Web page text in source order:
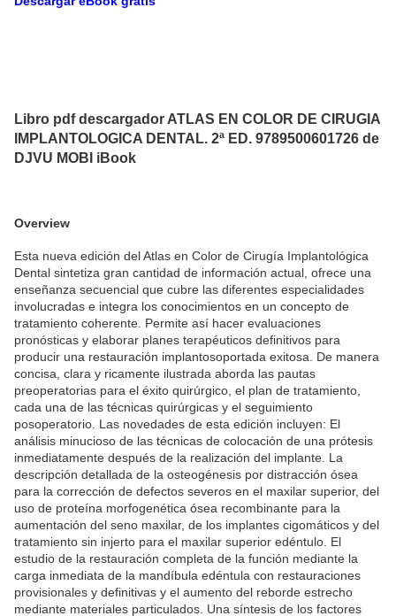
Libro pdf descargador ATLAS EN COLOR DE CIRUGIA
IMPLANTOLOGICA DENTAL. 2ª ED. 9789500601726 de
DJVU MOBI iBook
Overview
Esta nueva edición del Atlas en Color de Cirugía Implantológica
Dental sintetiza gran cantidad de información actual, ofrece una
enseñanza secuencial que cubre las diferentes especialidades
involucradas e integra los conocimientos en un concepto de
tratamiento coherente. Permite así hacer evaluaciones
pronósticas y elaborar planes terapéuticos definitivos para
producir una restauración implantosoportada exitosa. De manera
concisa, clara y ricamente ilustrada aborda las pautas
preoperatorias para el éxito quirúrgico, el plan de tratamiento,
cada una de las técnicas quirúrgicas y el seguimiento
posoperatorio. Las novedades de esta edición incluyen: El
análisis minucioso de las técnicas de colocación de una prótesis
inmediatamente después de la realización del implante. La
descripción detallada de la osteogénesis por distracción ósea
para la corrección de defectos severos en el maxilar superior, del
uso de proteína morfogenética ósea recombinante para la
aumentación del seno maxilar, de los implantes cigomáticos y del
tratamiento sin injerto para el maxilar superior edéntulo. El
estudio de la restauración completa de la función mediante la
carga inmediata de la mandíbula edéntula con restauraciones
provisionales y definitivas y el aumento del reborde estrecho
mediante materiales particulados. Una síntesis de los factores